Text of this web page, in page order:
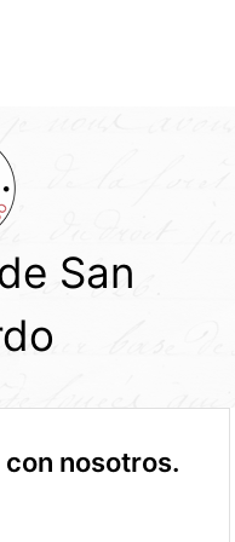
San
con nosotros.